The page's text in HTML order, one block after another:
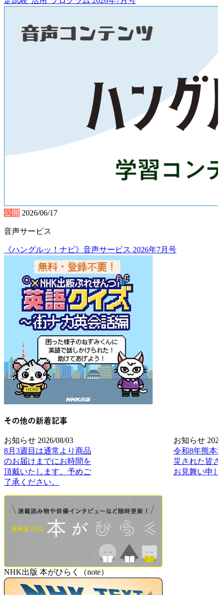
公開 2026/06/17
音声サービス
《ハングルッ！ナビ》音声サービス 2026年7月号
その他の新着記事
お知らせ 2026/08/03
8月3週目は通常より商品
のお届けまでにお時間を
頂戴いたします。予めご
了承ください。
お知らせ
令和8年熊本
災された皆
お見舞い申
NHK出版 本がひらく（note）